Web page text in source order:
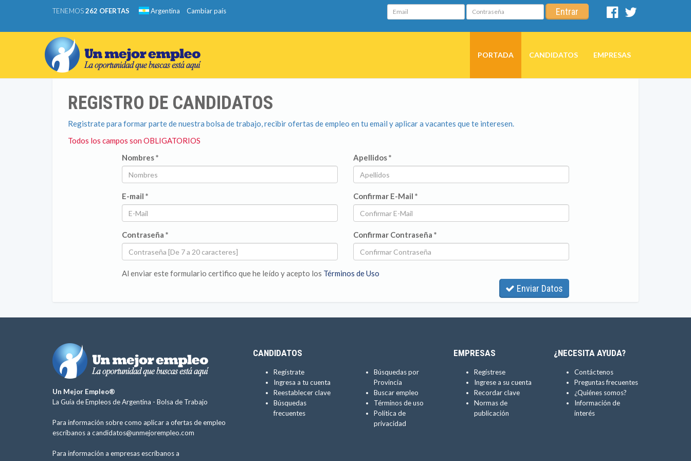
TENEMOS262 OFERTAS Argentina Cambiar país Email Contraseña Entrar
Facebook
PORTADA CANDIDATOS EMPRESAS
REGISTRO DE CANDIDATOS
Registrate para formar parte de nuestra bolsa de trabajo, recibir ofertas de empleo en tu email y aplicar a vacantes que te interesen.
Todos los campos son OBLIGATORIOS
Nombres *
Apellidos *
E-mail * Confirmar E-Mail *
Contraseña * Confirmar Contraseña *
Al enviar este formulario certifico que he leído y acepto los Términos de Uso
Enviar Datos
Un Mejor Empleo®
La Guía de Empleos de Argentina - Bolsa de Trabajo
Para información sobre como aplicar a ofertas de empleo
escríbanos a candidatos@unmejorempleo.com
Para información a empresas escríbanos a
CANDIDATOS
Regístrate
Ingresa a tu cuenta
Reestablecer clave
Búsquedas
frecuentes
Búsquedas por
Provincia
Buscar empleo
Términos de uso
Política de
privacidad
EMPRESAS
Regístrese
Ingrese a su cuenta
Recordar clave
Normas de
publicación
¿NECESITA AYUDA?
Contáctenos
Preguntas frecuentes
¿Quiénes somos?
Información de
interés